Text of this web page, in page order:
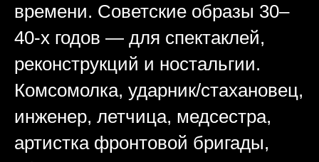
времени. Советские образы 30–
40-х годов — для спектаклей,
реконструкций и ностальгии.
Комсомолка, ударник/стахановец,
инженер, летчица, медсестра,
артистка фронтовой бригады,